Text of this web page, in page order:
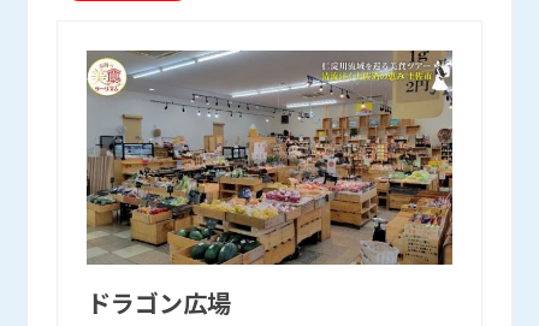
ドラゴン広場
ドラゴン広場